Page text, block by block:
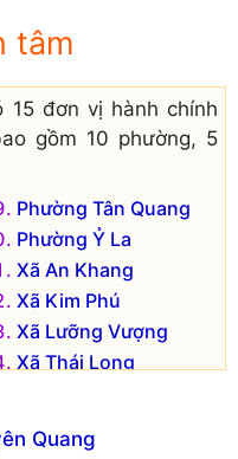
tâm
15 đơn vị hành chính
gồm 10 phường, 5
Phường Tân Quang
Phường Ỷ La
Xã An Khang
Xã Kim Phú
Xã Lưỡng Vượng
Xã Thái Long
Quang